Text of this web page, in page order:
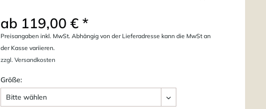
ab 119,00 € *
Preisangaben inkl. MwSt. Abhängig von der Lieferadresse kann die MwSt an
der Kasse variieren.
zzgl. Versandkosten
Größe: